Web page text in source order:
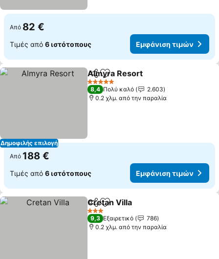
Από 82 €
Τιμές από 6 ιστότοπους Εμφάνιση τιμών
Δημοφιλής επιλογή
Κοινοποίηση
Προσθήκη στα αγαπημένα
Almyra Resort
5 Αστέρια
8,4 Πολύ καλό
2.603
0.2 χλμ. από την παραλία
Από 188 €
Τιμές από 6 ιστότοπους Εμφάνιση τιμών
Κοινοποίηση
Προσθήκη στα αγαπημένα
Cretan Villa
3 Αστέρια
9,3 Εξαιρετικό
786
0.2 χλμ. από την παραλία